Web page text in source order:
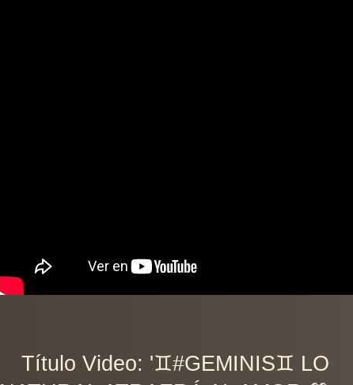
Título Video: '♊️#GEMINIS♊️ LO